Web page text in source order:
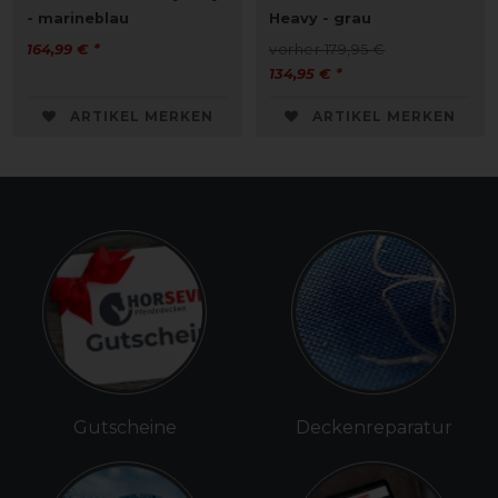
- marineblau
164,99 € *
ARTIKEL MERKEN
Heavy - grau
vorher 179,95 €
134,95 € *
ARTIKEL MERKEN
Gutscheine Deckenreparatur